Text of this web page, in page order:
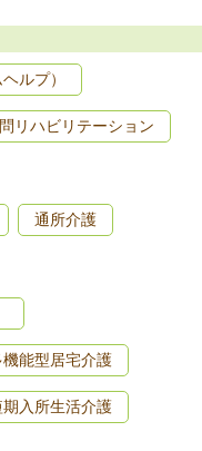
ルプ）
リハビリテーション
通所介護
能型居宅介護
期入所生活介護